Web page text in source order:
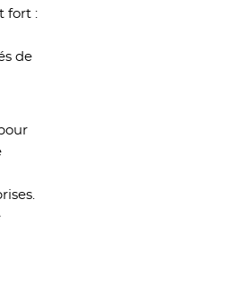
fort :
de